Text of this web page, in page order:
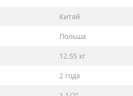
Китай
Польша
12.55 кг
2 года